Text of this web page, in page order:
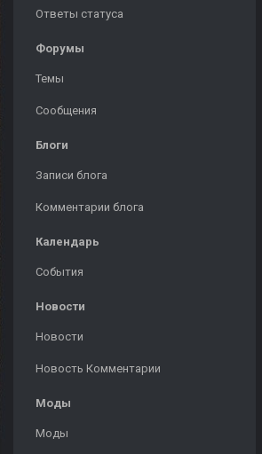
Ответы статуса
Форумы
Темы
Сообщения
Блоги
Записи блога
Комментарии блога
Календарь
События
Новости
Новости
Новость Комментарии
Моды
Моды